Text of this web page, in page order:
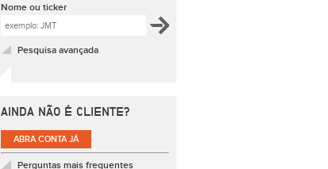
Nome ou ticker
Pesquisa avançada
AINDA NÃO É CLIENTE?
ABRA CONTA JÁ
Perguntas mais frequentes